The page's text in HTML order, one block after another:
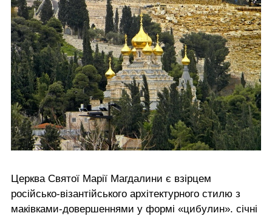
Церква Святої Марії Магдалини є взірцем
російсько-візантійського архітектурного стилю з
маківками-довершеннями у формі «цибулин». січні